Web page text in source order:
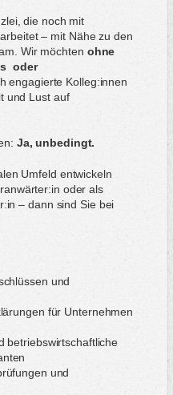
die noch mit
– mit Nähe zu den
Wir möchten ohne
oder
engagierte Kolleg:innen
und Lust auf
Ja, unbedingt.
Umfeld entwickeln
oder als
– dann sind Sie bei
und
für Unternehmen
betriebswirtschaftliche
und